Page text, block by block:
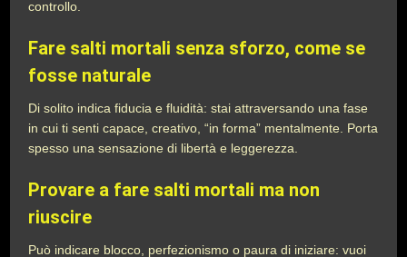
controllo.
Fare salti mortali senza sforzo, come se
fosse naturale
Di solito indica fiducia e fluidità: stai attraversando una fase
in cui ti senti capace, creativo, “in forma” mentalmente. Porta
spesso una sensazione di libertà e leggerezza.
Provare a fare salti mortali ma non
riuscire
Può indicare blocco, perfezionismo o paura di iniziare: vuoi